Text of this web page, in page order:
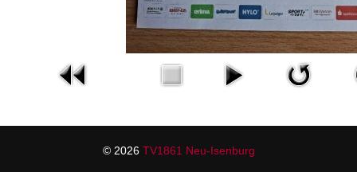
© 2026 TV1861 Neu-Isenburg